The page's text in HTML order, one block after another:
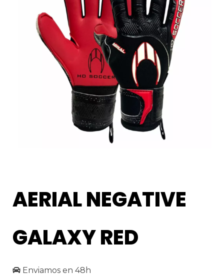
AERIAL NEGATIVE
GALAXY RED
Enviamos en 48h